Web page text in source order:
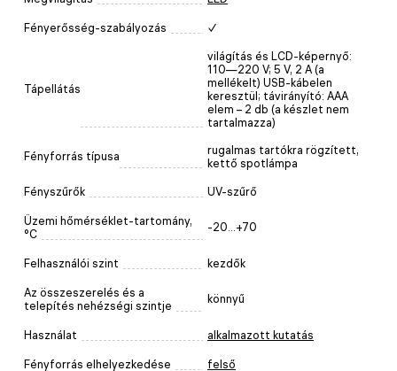
Fényerősség-szabályozás ✓
Tápellátás
világítás és LCD-képernyő:
110—220 V; 5 V, 2 A (a
mellékelt) USB-kábelen
keresztül; távirányító: AAA
elem – 2 db (a készlet nem
tartalmazza)
Fényforrás típusa
rugalmas tartókra rögzített,
kettő spotlámpa
Fényszűrők UV-szűrő
Üzemi hőmérséklet-tartomány,
°C
-20...+70
Felhasználói szint kezdők
Az összeszerelés és a
telepítés nehézségi szintje
könnyű
Használat alkalmazott kutatás
Fényforrás elhelyezkedése felső